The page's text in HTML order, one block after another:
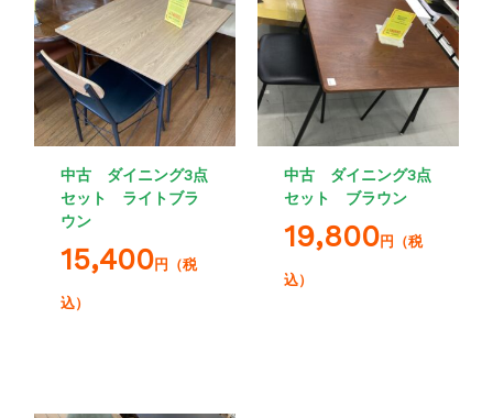
中古 ダイニング3点
セット ライトブラ
ウン
15,400円（税
込）
中古 ダイニング3点
セット ブラウン
19,800円（税
込）